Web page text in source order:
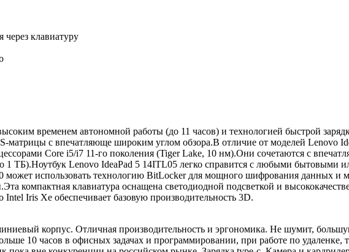
через клавиатуру
временем автономной работы (до 11 часов) и технологией быстрой
с впечатляюще широким углом обзора.В отличие от моделей Lenovo
Core i5/i7 11-го поколения (Tiger Lake, 10 нм).Они сочетаются с
ТБ).Ноутбук Lenovo IdeaPad 5 14ITL05 легко справится с любыми бытовыми
использовать технологию BitLocker для мощного шифрования данных и
компактная клавиатура оснащена светодиодной подсветкой и
Iris Xe обеспечивает базовую производительность 3D.
корпус. Отличная производительность и эргономика. Не шумит,
10 часов в офисных задачах и программировании, при работе по удаленке,